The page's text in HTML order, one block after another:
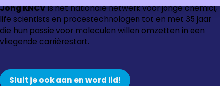
Ga
naar
Instagram
Ga
naar
Facebook
Ga
naar
LinkedIn
Ga
naar
YouTube
Jong KNCVis hét nationale netwerk voor jonge chemici,
life scientists en procestechnologen tot en met 35 jaar
die hun passie voor moleculen willen omzetten in een
vliegende carrièrestart.
Sluit je ook aan en word lid!